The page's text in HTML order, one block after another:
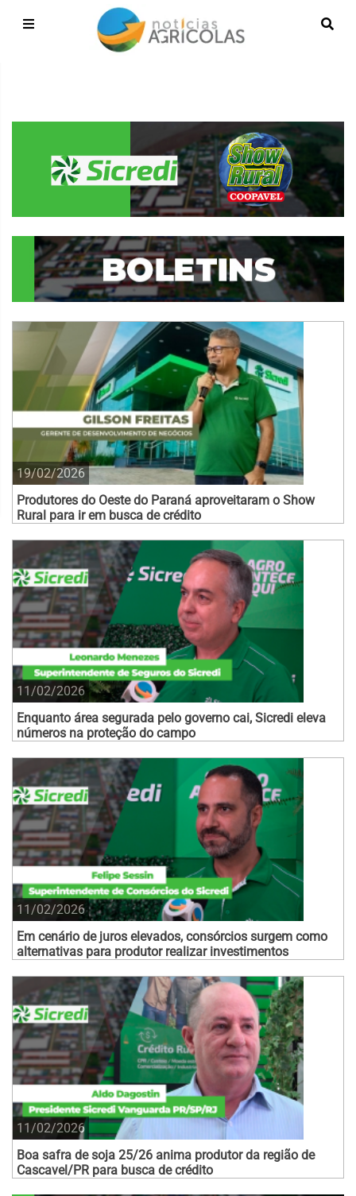
19/02/2026
Produtores do Oeste do Paraná aproveitaram o Show
Rural para ir em busca de crédito
11/02/2026
Enquanto área segurada pelo governo cai, Sicredi eleva
números na proteção do campo
11/02/2026
Em cenário de juros elevados, consórcios surgem como
alternativas para produtor realizar investimentos
11/02/2026
Boa safra de soja 25/26 anima produtor da região de
Cascavel/PR para busca de crédito